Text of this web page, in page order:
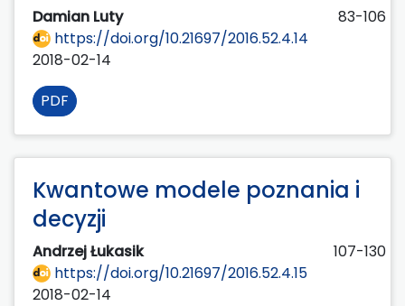
Damian Luty
83-106
https://doi.org/10.21697/2016.52.4.14
2018-02-14
PDF
Kwantowe modele poznania i
decyzji
Andrzej Łukasik
107-130
https://doi.org/10.21697/2016.52.4.15
2018-02-14